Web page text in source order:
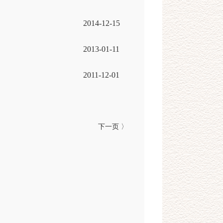
2014-12-15
2013-01-11
2011-12-01
下一页 〉